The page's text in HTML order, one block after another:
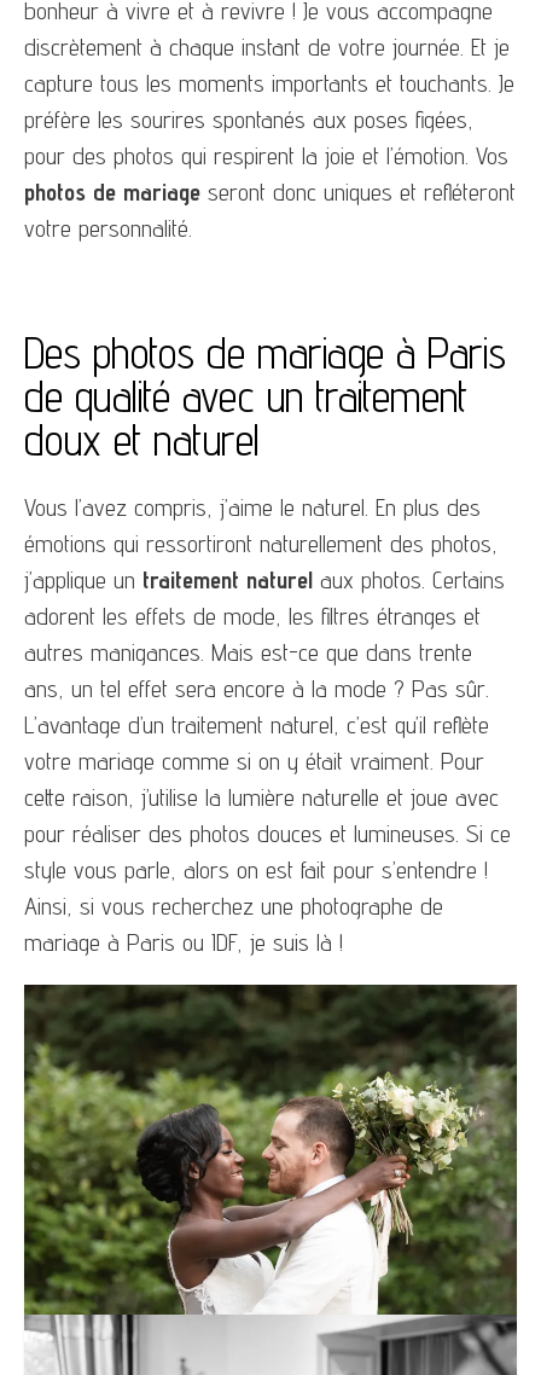
bonheur à vivre et à revivre ! Je vous accompagne
discrètement à chaque instant de votre journée. Et je
capture tous les moments importants et touchants. Je
préfère les sourires spontanés aux poses figées,
pour des photos qui respirent la joie et l’émotion. Vos
photos de mariage seront donc uniques et refléteront
votre personnalité.
Des photos de mariage à Paris
de qualité avec un traitement
doux et naturel
Vous l’avez compris, j’aime le naturel. En plus des
émotions qui ressortiront naturellement des photos,
j’applique un traitement naturel aux photos. Certains
adorent les effets de mode, les filtres étranges et
autres manigances. Mais est-ce que dans trente
ans, un tel effet sera encore à la mode ? Pas sûr.
L’avantage d’un traitement naturel, c’est qu’il reflète
votre mariage comme si on y était vraiment. Pour
cette raison, j’utilise la lumière naturelle et joue avec
pour réaliser des photos douces et lumineuses. Si ce
style vous parle, alors on est fait pour s’entendre !
Ainsi, si vous recherchez une photographe de
mariage à Paris ou IDF, je suis là !